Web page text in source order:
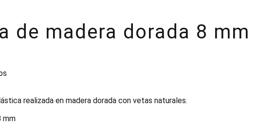
de madera dorada 8 mm
realizada en madera dorada con vetas naturales.
mm